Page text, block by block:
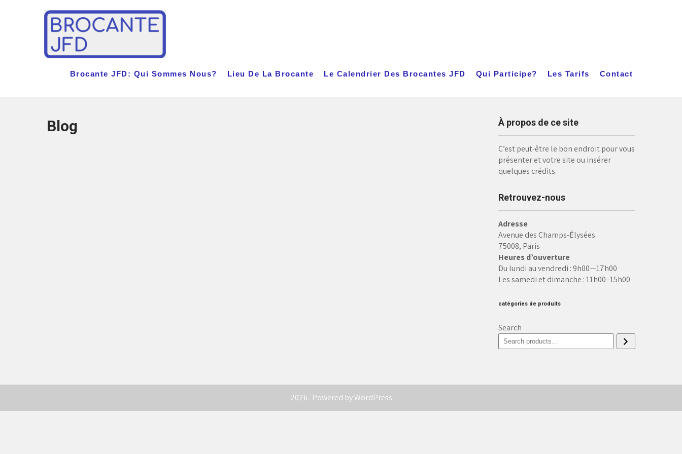
Brocante JFD: Qui Sommes Nous? Lieu De La Brocante Le Calendrier Des Brocantes JFD Qui Participe? Les Tarifs Contact
Blog À propos de ce site
C’est peut-être le bon endroit pour vous
présenter et votre site ou insérer
quelques crédits.
Retrouvez-nous
Adresse
Avenue des Champs-Élysées
75008, Paris
Heures d’ouverture
Du lundi au vendredi : 9h00—17h00
Les samedi et dimanche : 11h00–15h00
catégories de produits
Search
2026 . Powered by WordPress